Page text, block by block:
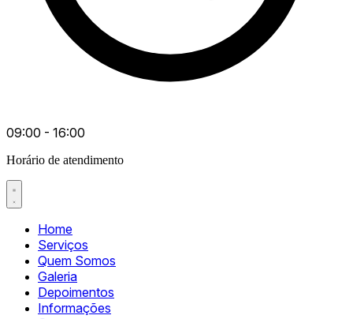
09:00 - 16:00
Horário de atendimento
Home
Serviços
Quem Somos
Galeria
Depoimentos
Informações